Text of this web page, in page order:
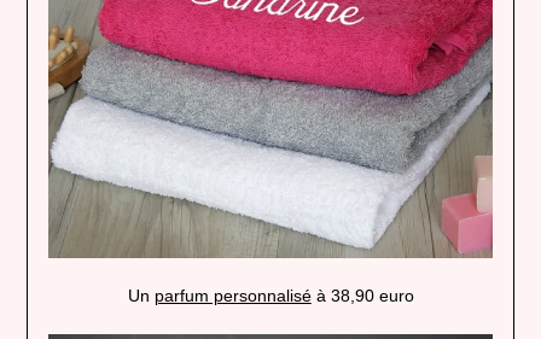
Un parfum personnaliséà 38,90 euro